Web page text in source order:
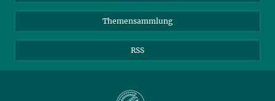
Themensammlung
RSS